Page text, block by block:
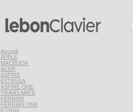
Accueil
APPLE
MACBOOK
ACER
ASPIRE
EXTENSA
ASPIRE ONE
TRAVELMATE
FERRARI
FERRARI ONE
ICONIA